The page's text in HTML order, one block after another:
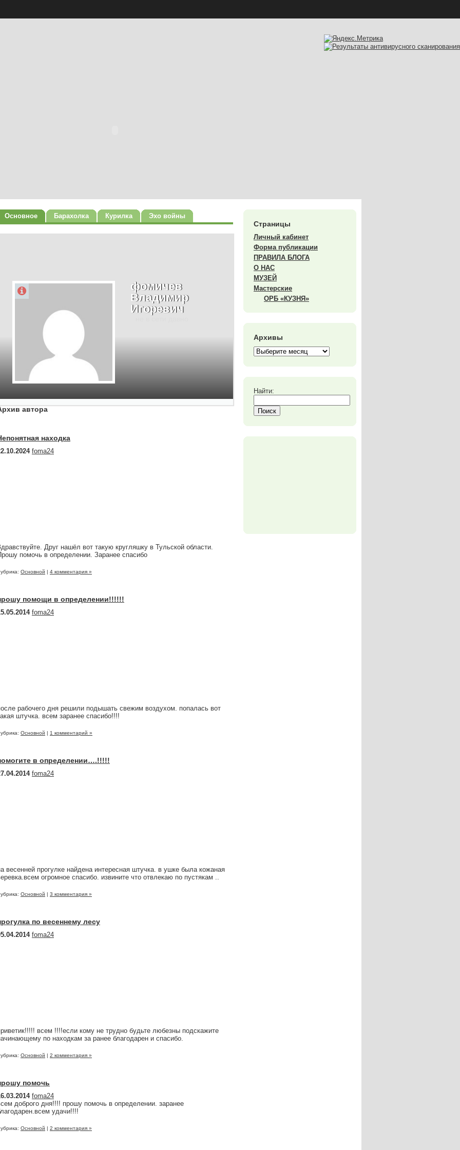
Основное Барахолка Курилка Эхо войны
фомичев
Владимир
Игоревич
автора
находка
foma24
Друг нашёл вот такую кругляшку в Тульской области.
помочь в определении. Заранее спасибо
Основной | 4 комментария »
помощи в определении!!!!!!
foma24
рабочего дня решили подышать свежим воздухом. попалась вот
штучка. всем заранее спасибо!!!!
Основной | 1 комментарий »
в определении….!!!!!
foma24
весенней прогулке найдена интересная штучка. в ушке была кожаная
огромное спасибо. извините что отвлекаю по пустякам ..
Основной | 3 комментария »
по весеннему лесу
foma24
всем !!!!если кому не трудно будьте любезны подскажите
по находкам за ранее благодарен и спасибо.
Основной | 2 комментария »
помочь
foma24
доброго дня!!!! прошу помочь в определении. заранее
удачи!!!!
Основной | 2 комментария »
Страницы
Личный кабинет
Форма публикации
ПРАВИЛА БЛОГА
О НАС
МУЗЕЙ
Мастерские
ОРБ «КУЗНЯ»
Архивы
Найти: